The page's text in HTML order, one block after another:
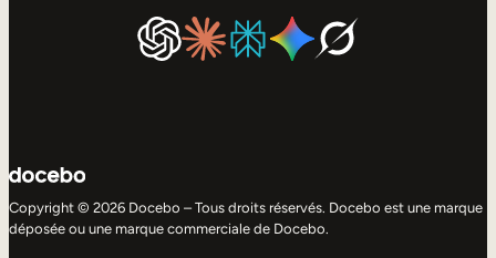
Copyright © 2026 Docebo – Tous droits réservés. Docebo est une marque
déposée ou une marque commerciale de Docebo.